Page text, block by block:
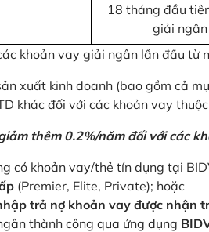
18 tháng đầu
giải
khoản vay giải ngân lần đầu từ
xuất kinh doanh (bao gồm cả
khác đối với các khoản vay
thêm 0.2%/năm đối với các
có khoản vay/thẻ tín dụng tại
(Premier, Elite, Private); hoặc
trả nợ khoản vay được nhận
thành công qua ứng dụng